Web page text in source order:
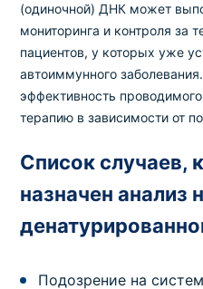
(одиночной) ДНК может
мониторинга и контроля за
пациентов, у которых уже
автоиммунного
эффективность
терапию в зависимости от
Список случаев,
назначен анализ
Подозрение на